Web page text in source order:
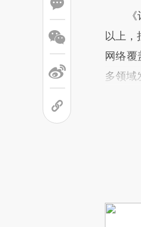
《计
以上
网络
多领域